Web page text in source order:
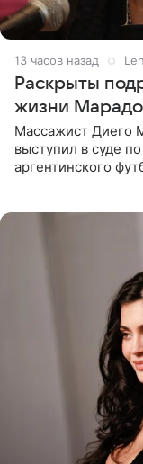
13 часов назад
Раскрыты
жизни
Массажист Диего
выступил в суде
аргентинского